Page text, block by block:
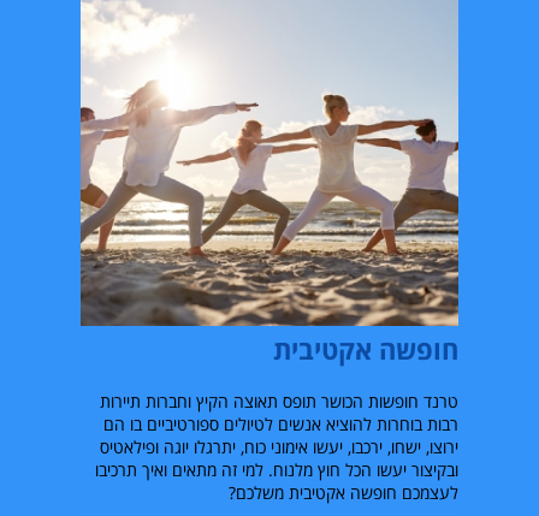
חופשה אקטיבית
טרנד חופשות הכושר תופס תאוצה הקיץ וחברות תיירות
רבות בוחרות להוציא אנשים לטיולים ספורטיביים בו הם
ירוצו, ישחו, ירכבו, יעשו אימוני כוח, יתרגלו יוגה ופילאטיס
ובקיצור יעשו הכל חוץ מלנוח. למי זה מתאים ואיך תרכיבו
לעצמכם חופשה אקטיבית משלכם?